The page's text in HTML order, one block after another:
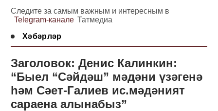
Следите за самым важным и интересным в
Telegram-канале Татмедиа
Хәбәрләр
Заголовок: Денис Калинкин:
“Быел “Сәйдәш” мәдәни үзәгенә
һәм Сәет-Галиев ис.мәдәният
сараена алынабыз”